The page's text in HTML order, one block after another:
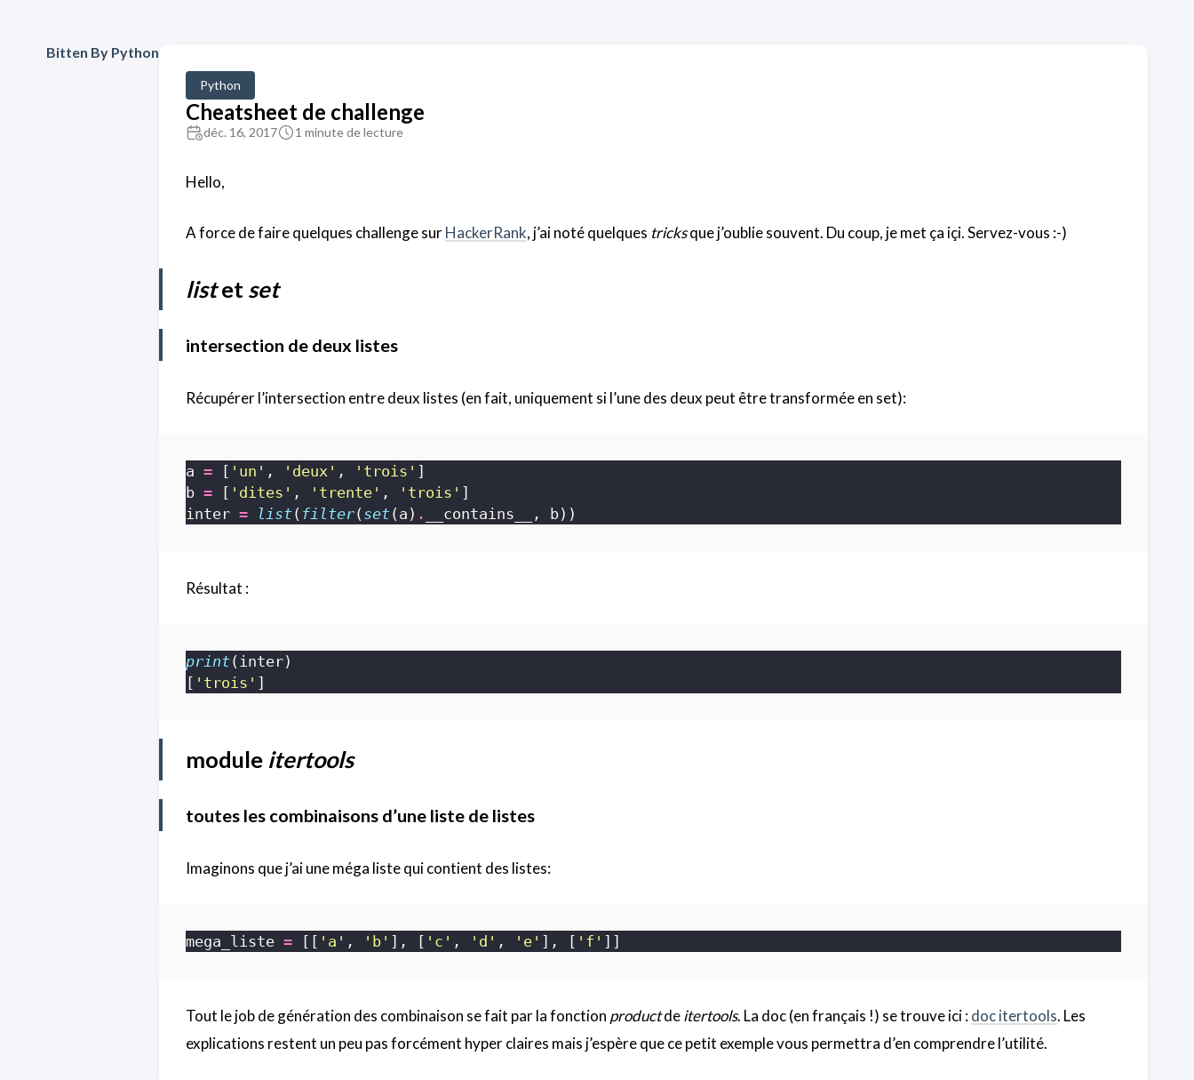
Bitten By Python
Python
Cheatsheet de challenge
déc. 16, 2017 1 minute de lecture
Hello,
A force de faire quelques challenge surHackerRank, j’ai noté quelques tricksque j’oublie souvent. Du coup, je met ça içi. Servez-vous :-)
listet set
intersection de deux listes
Récupérer l’intersection entre deux listes (en fait, uniquement si l’une des deux peut être transformée en set):
a = [ 'un' , 'deux' , 'trois'
b = [ 'dites' , 'trente' , 'trois'
inter = list( filter( set(a) .
Résultat :
print
[ 'trois'
module itertools
toutes les combinaisons d’une liste de listes
Imaginons que j’ai une méga liste qui contient des listes:
mega_liste = [[ 'a' , 'b' ], [ 'c' , 'd' , 'e' ], [ 'f'
Tout le job de génération des combinaison se fait par la fonction productdeitertools. La doc (en français !) se trouve ici :doc itertools. Les
explications restent un peu pas forcément hyper claires mais j’espère que ce petit exemple vous permettra d’en comprendre l’utilité.